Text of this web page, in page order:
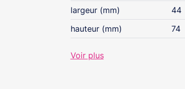
largeur (mm)
44
hauteur (mm)
74
Voir plus